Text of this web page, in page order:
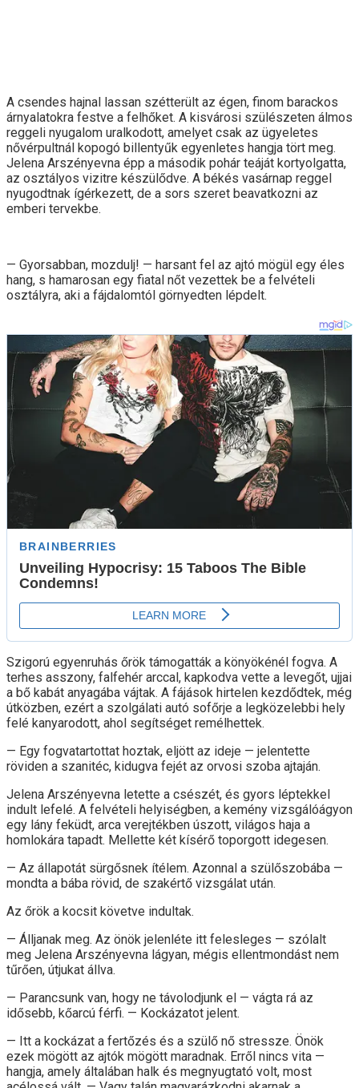
A csendes hajnal lassan szétterült az égen, finom barackos
árnyalatokra festve a felhőket. A kisvárosi szülészeten álmos
reggeli nyugalom uralkodott, amelyet csak az ügyeletes
nővérpultnál kopogó billentyűk egyenletes hangja tört meg.
Jelena Arszényevna épp a második pohár teáját kortyolgatta,
az osztályos vizitre készülődve. A békés vasárnap reggel
nyugodtnak ígérkezett, de a sors szeret beavatkozni az
emberi tervekbe.
— Gyorsabban, mozdulj! — harsant fel az ajtó mögül egy éles
hang, s hamarosan egy fiatal nőt vezettek be a felvételi
osztályra, aki a fájdalomtól görnyedten lépdelt.
Szigorú egyenruhás őrök támogatták a könyökénél fogva. A
terhes asszony, falfehér arccal, kapkodva vette a levegőt, ujjai
a bő kabát anyagába vájtak. A fájások hirtelen kezdődtek, még
útközben, ezért a szolgálati autó sofőrje a legközelebbi hely
felé kanyarodott, ahol segítséget remélhettek.
— Egy fogvatartottat hoztak, eljött az ideje — jelentette
röviden a szanitéc, kidugva fejét az orvosi szoba ajtaján.
Jelena Arszényevna letette a csészét, és gyors léptekkel
indult lefelé. A felvételi helyiségben, a kemény vizsgálóágyon
egy lány feküdt, arca verejtékben úszott, világos haja a
homlokára tapadt. Mellette két kísérő toporgott idegesen.
— Az állapotát sürgősnek ítélem. Azonnal a szülőszobába —
mondta a bába rövid, de szakértő vizsgálat után.
Az őrök a kocsit követve indultak.
— Álljanak meg. Az önök jelenléte itt felesleges — szólalt
meg Jelena Arszényevna lágyan, mégis ellentmondást nem
tűrően, útjukat állva.
— Parancsunk van, hogy ne távolodjunk el — vágta rá az
idősebb, kőarcú férfi. — Kockázatot jelent.
— Itt a kockázat a fertőzés és a szülő nő stressze. Önök
ezek mögött az ajtók mögött maradnak. Erről nincs vita —
hangja, amely általában halk és megnyugtató volt, most